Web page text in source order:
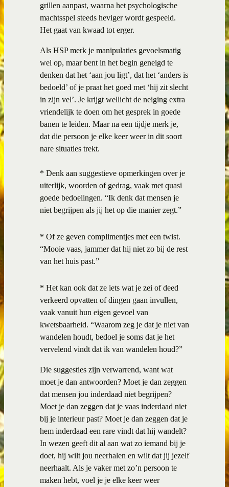
grillen aanpast, waarna het psychologische
machtsspel steeds heviger wordt gespeeld.
Het gaat van kwaad tot erger.
Als HSP merk je manipulaties gevoelsmatig
wel op, maar bent in het begin geneigd te
denken dat het ‘aan jou ligt’, dat het ‘anders is
bedoeld’ of je praat het goed met ‘hij zit slecht
in zijn vel’. Je krijgt wellicht de neiging extra
vriendelijk te doen om het gesprek in goede
banen te leiden. Maar na een tijdje merk je,
dat die persoon je elke keer weer in dit soort
nare situaties trekt.
* Denk aan suggestieve opmerkingen over je
uiterlijk, woorden of gedrag, vaak met quasi
goede bedoelingen. “Ik denk dat mensen je
niet begrijpen als jij het op die manier zegt.”
* Of ze geven complimentjes met een twist.
“Mooie vaas, jammer dat hij niet zo bij de rest
van het huis past.”
* Het kan ook dat ze iets wat je zei of deed
verkeerd opvatten of dingen gaan invullen,
vaak vanuit hun eigen gevoel van
kwetsbaarheid. “Waarom zeg je dat je niet van
wandelen houdt, bedoel je soms dat je het
vervelend vindt dat ik van wandelen houd?”
Die suggesties zijn verwarrend, want wat
moet je dan antwoorden? Moet je dan zeggen
dat mensen jou inderdaad niet begrijpen?
Moet je dan zeggen dat je vaas inderdaad niet
bij je interieur past? Moet je dan zeggen dat je
hem inderdaad een rare vindt dat hij wandelt?
In wezen geeft dit al aan wat zo iemand bij je
doet, hij wilt jou neerhalen en wilt dat jij jezelf
neerhaalt. Als je vaker met zo’n persoon te
maken hebt, voel je je elke keer weer